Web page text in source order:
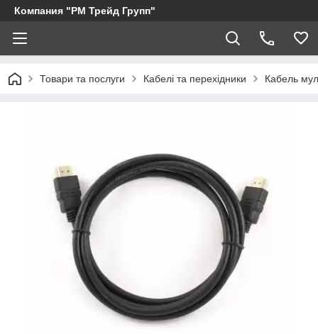
Компания "РМ Трейд Групп"
Товари та послуги Кабелі та перехідники Кабель